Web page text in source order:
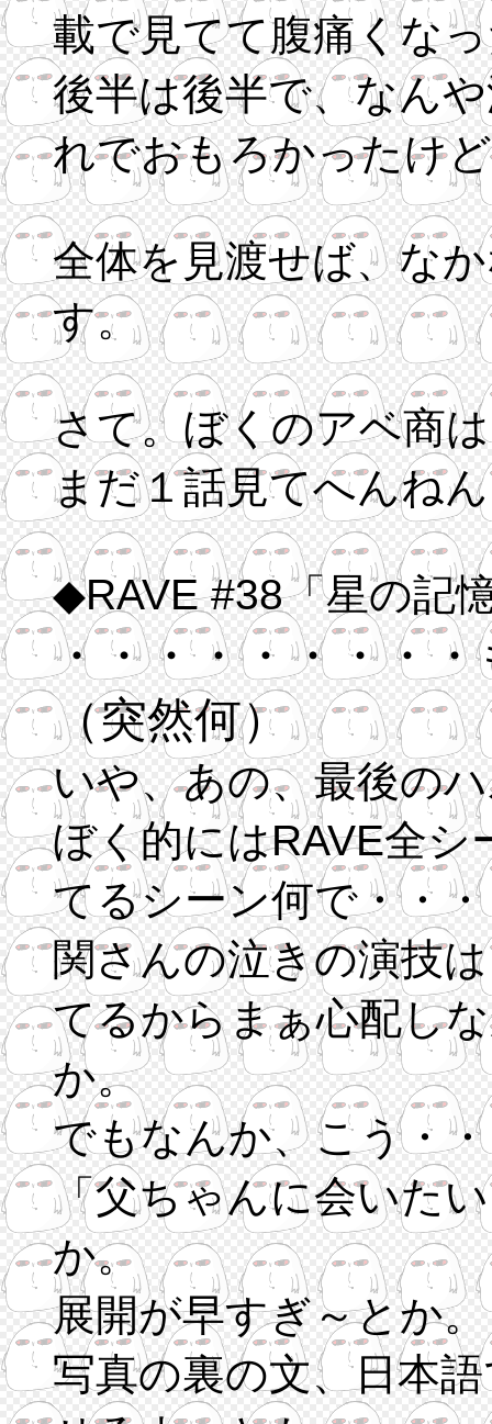
載で見てて腹痛くな
後半は後半で、なん
れでおもろかったけ
全体を見渡せば、な
す。
さて。ぼくのアベ商
まだ１話見てへんね
◆RAVE #38「星の
・・・・・・・・
（突然何）
いや、あの、最後の
ぼく的にはRAVE全シ
てるシーン何で・・・
関さんの泣きの演技
てるからまぁ心配し
か。
でもなんか、こう・
「父ちゃんに会いた
か。
展開が早すぎ～とか。
写真の裏の文、日本